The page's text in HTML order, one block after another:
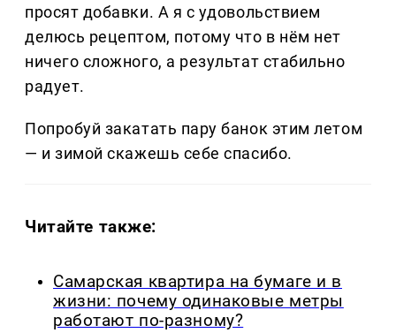
просят добавки. А я с удовольствием
делюсь рецептом, потому что в нём нет
ничего сложного, а результат стабильно
радует.
Попробуй закатать пару банок этим летом
— и зимой скажешь себе спасибо.
Читайте также:
Самарская квартира на бумаге и в
жизни: почему одинаковые метры
работают по-разному?